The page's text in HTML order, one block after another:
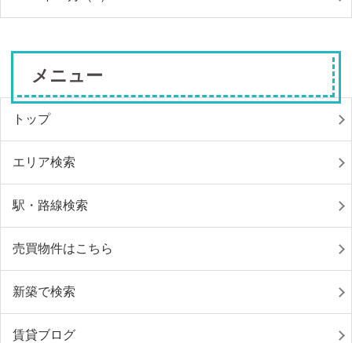
メニュー
トップ
エリア検索
駅・路線検索
売買物件はこちら
新築で検索
賃貸ブログ